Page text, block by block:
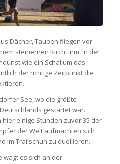
Dächer, Tauben fliegen vor
steinernen Kirchturm. In der
wie ein Schal um das
der richtige Zeitpunkt die
See, wo die größte
gestartet war.
einige Stunden zuvor 35 der
der Welt aufmachten sich
im Trailschuh zu duellieren.
wagt es sich an der